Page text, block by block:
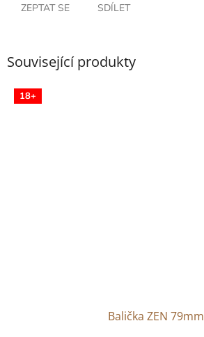
ZEPTAT SE SDÍLET
Související produkty
18+
Balička ZEN 79mm